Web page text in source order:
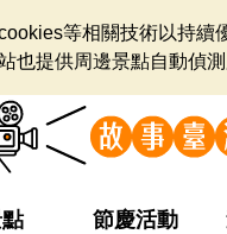
等相關技術以持續
也提供周邊景點自動偵
節慶活動